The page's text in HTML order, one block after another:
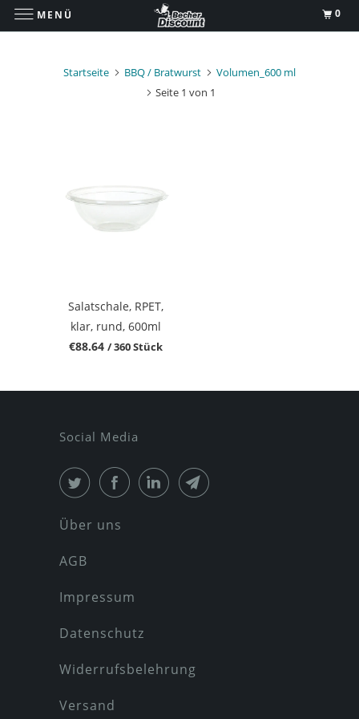
Startseite BBQ / Bratwurst
Volumen_600 ml
Seite 1 von 1
Salatschale, RPET,
klar, rund, 600ml
€88.64 / 360 Stück
Social Media
Über uns
AGB
Impressum
Datenschutz
Widerrufsbelehrung
Versand
MENÜ 0